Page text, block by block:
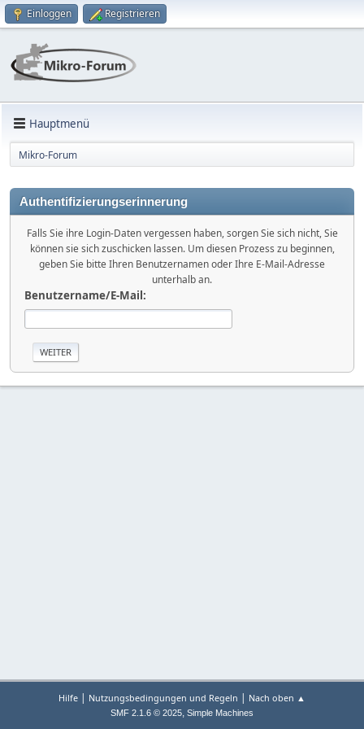
Einloggen Registrieren
Hauptmenü
Mikro-Forum
Authentifizierungserinnerung
Falls Sie ihre Login-Daten vergessen haben, sorgen Sie sich nicht, Sie
können sie sich zuschicken lassen. Um diesen Prozess zu beginnen,
geben Sie bitte Ihren Benutzernamen oder Ihre E-Mail-Adresse
unterhalb an.
Benutzername/E-Mail:
Hilfe | Nutzungsbedingungen und Regeln | Nach oben ▲
SMF 2.1.6 © 2025, Simple Machines